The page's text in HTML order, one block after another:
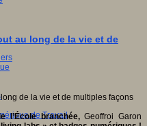
de Travail
au long de la vie et de
l’École branchée,Geoffroi Garon